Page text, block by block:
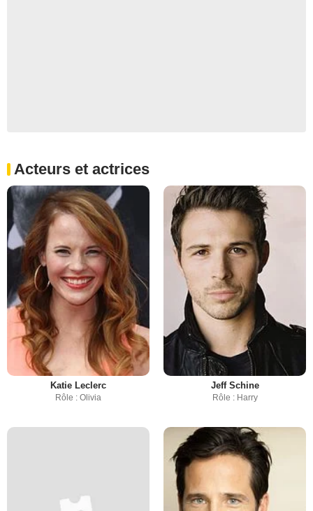
Acteurs et actrices
Katie Leclerc
Rôle : Olivia
Jeff Schine
Rôle : Harry